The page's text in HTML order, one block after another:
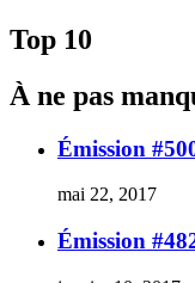
Top 10
À ne pas
Émission
mai 22, 2017
Émission